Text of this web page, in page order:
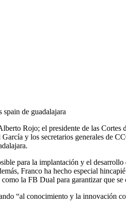
Rojo; el presidente de las
y los secretarios generales de
para la implantación y el
Franco ha hecho especial
la FB Dual para garantizar que
“al conocimiento y la innovación